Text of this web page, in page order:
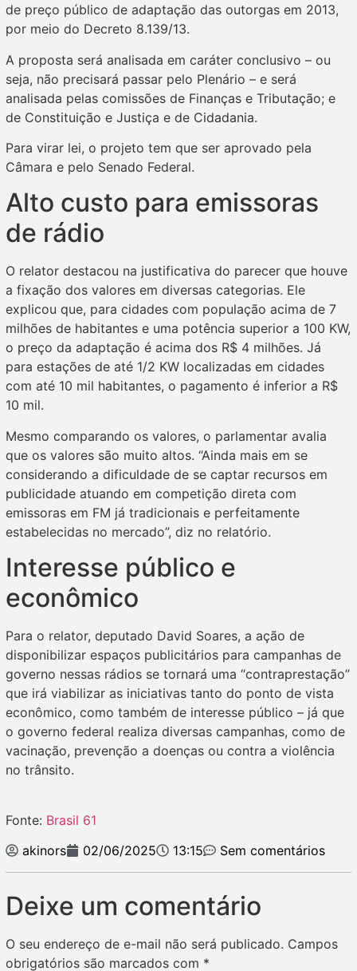
de preço público de adaptação das outorgas em 2013,
por meio do Decreto 8.139/13.
A proposta será analisada em caráter conclusivo – ou
seja, não precisará passar pelo Plenário – e será
analisada pelas comissões de Finanças e Tributação; e
de Constituição e Justiça e de Cidadania.
Para virar lei, o projeto tem que ser aprovado pela
Câmara e pelo Senado Federal.
Alto custo para emissoras
de rádio
O relator destacou na justificativa do parecer que houve
a fixação dos valores em diversas categorias. Ele
explicou que, para cidades com população acima de 7
milhões de habitantes e uma potência superior a 100 KW,
o preço da adaptação é acima dos R$ 4 milhões. Já
para estações de até 1/2 KW localizadas em cidades
com até 10 mil habitantes, o pagamento é inferior a R$
10 mil.
Mesmo comparando os valores, o parlamentar avalia
que os valores são muito altos. “Ainda mais em se
considerando a dificuldade de se captar recursos em
publicidade atuando em competição direta com
emissoras em FM já tradicionais e perfeitamente
estabelecidas no mercado”, diz no relatório.
Interesse público e
econômico
Para o relator, deputado David Soares, a ação de
disponibilizar espaços publicitários para campanhas de
governo nessas rádios se tornará uma “contraprestação”
que irá viabilizar as iniciativas tanto do ponto de vista
econômico, como também de interesse público – já que
o governo federal realiza diversas campanhas, como de
vacinação, prevenção a doenças ou contra a violência
no trânsito.
Fonte: Brasil 61
akinors
02/06/2025 13:15 Sem comentários
Deixe um comentário
O seu endereço de e-mail não será publicado. Campos
obrigatórios são marcados com *